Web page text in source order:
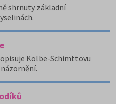
shrnuty základní
Kolbe-Schimttovu